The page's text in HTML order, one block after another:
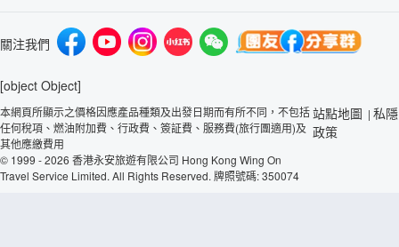
關注我們
[object Object]
本網頁所顯示之價格因應產品種類及出發日期而有所不同，不包括
任何稅項、燃油附加費、行政費、簽証費、服務費(旅行團適用)及
其他應繳費用
© 1999 - 2026 香港永安旅遊有限公司 Hong Kong Wing On
Travel Service Limited. All Rights Reserved. 牌照號碼: 350074
站點地圖 | 私隱
政策